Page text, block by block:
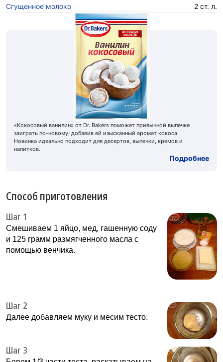
Сгущенное молоко 2 ст. л.
«Кокосовый ванилин» от Dr. Bakers поможет привычной выпечке
заиграть по-новому, добавив ей изысканный аромат кокоса.
Новинка идеально подходит для десертов, выпечки, кремов и
напитков.
Подробнее
Способ приготовления
Шаг 1
Смешиваем 1 яйцо, мед, гашенную соду
и 125 грамм размягченного масла с
помощью венчика.
Шаг 2
Далее добавляем муку и месим тесто.
Шаг 3